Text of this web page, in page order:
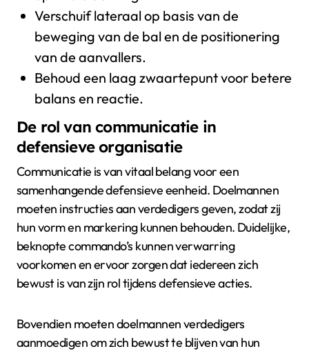
Verschuif lateraal op basis van de
beweging van de bal en de positionering
van de aanvallers.
Behoud een laag zwaartepunt voor betere
balans en reactie.
De rol van communicatie in
defensieve organisatie
Communicatie is van vitaal belang voor een
samenhangende defensieve eenheid. Doelmannen
moeten instructies aan verdedigers geven, zodat zij
hun vorm en markering kunnen behouden. Duidelijke,
beknopte commando’s kunnen verwarring
voorkomen en ervoor zorgen dat iedereen zich
bewust is van zijn rol tijdens defensieve acties.
Bovendien moeten doelmannen verdedigers
aanmoedigen om zich bewust te blijven van hun